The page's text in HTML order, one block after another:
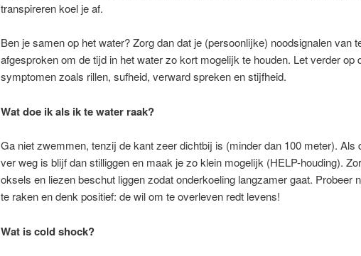
transpireren koel je af.
Ben je samen op het water? Zorg dan dat je (persoonlijke) noodsignalen van
afgesproken om de tijd in het water zo kort mogelijk te houden. Let verder op
symptomen zoals rillen, sufheid, verward spreken en stijfheid.
Wat doe ik als ik te water raak?
Ga niet zwemmen, tenzij de kant zeer dichtbij is (minder dan 100 meter). Als
ver weg is blijf dan stilliggen en maak je zo klein mogelijk (HELP-houding).
oksels en liezen beschut liggen zodat onderkoeling langzamer gaat. Probeer
te raken en denk positief: de wil om te overleven redt levens!
Wat is cold shock?